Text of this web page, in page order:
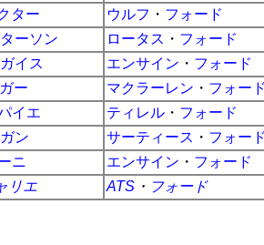
ター ウルフ ・ フォード
ーソン ロータス ・ フォード
イス エンサイン ・ フォード
ー マクラーレン ・ フォー
イエ ティレル ・ フォード
ン サーティース ・ フォー
ニ エンサイン ・ フォード
リエ ATS ・ フォード